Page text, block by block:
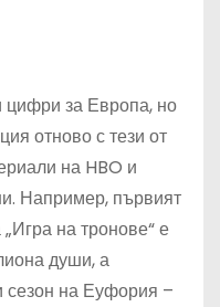
цифри за Европа, но
отново с тези от
на HBO и
Например, първият
на тронове“ е
души, а
сезон на Еуфория –